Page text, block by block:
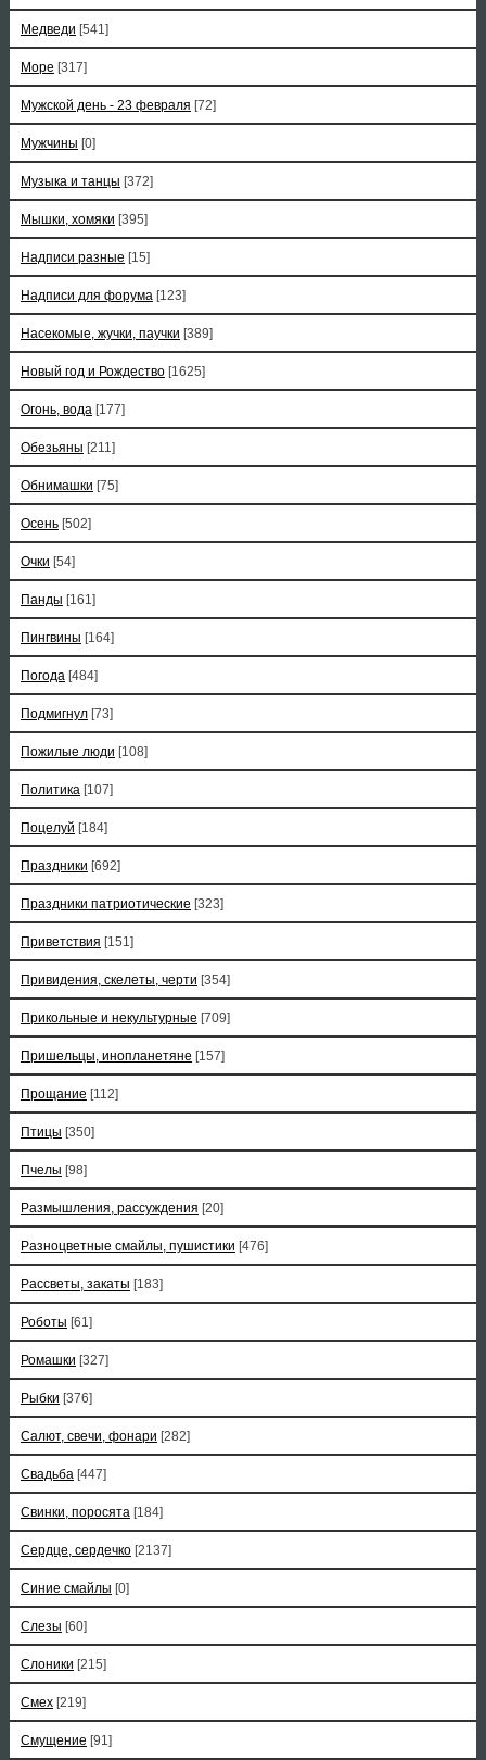
Медведи [541]
Море [317]
Мужской день - 23 февраля [72]
Мужчины [0]
Музыка и танцы [372]
Мышки, хомяки [395]
Надписи разные [15]
Надписи для форума [123]
Насекомые, жучки, паучки [389]
Новый год и Рождество [1625]
Огонь, вода [177]
Обезьяны [211]
Обнимашки [75]
Осень [502]
Очки [54]
Панды [161]
Пингвины [164]
Погода [484]
Подмигнул [73]
Пожилые люди [108]
Политика [107]
Поцелуй [184]
Праздники [692]
Праздники патриотические [323]
Приветствия [151]
Привидения, скелеты, черти [354]
Прикольные и некультурные [709]
Пришельцы, инопланетяне [157]
Прощание [112]
Птицы [350]
Пчелы [98]
Размышления, рассуждения [20]
Разноцветные смайлы, пушистики [476]
Рассветы, закаты [183]
Роботы [61]
Ромашки [327]
Рыбки [376]
Салют, свечи, фонари [282]
Свадьба [447]
Свинки, поросята [184]
Сердце, сердечко [2137]
Синие смайлы [0]
Слезы [60]
Слоники [215]
Смех [219]
Смущение [91]